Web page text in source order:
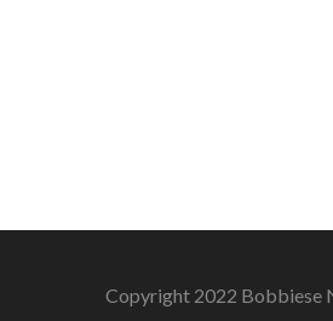
Copyright 2022 Bobbiese